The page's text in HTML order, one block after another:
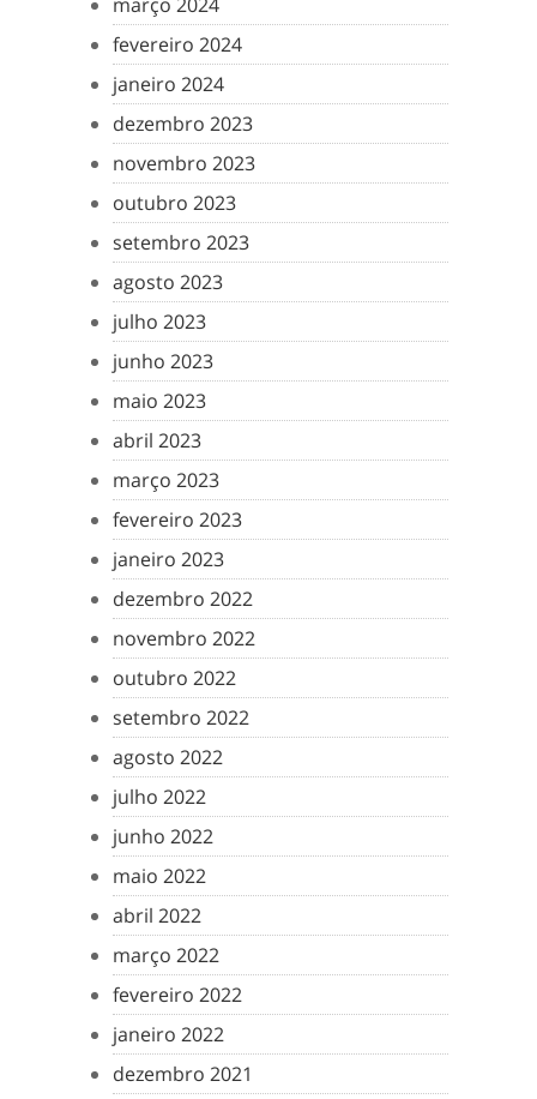
fevereiro 2024
janeiro 2024
dezembro 2023
novembro 2023
outubro 2023
setembro 2023
agosto 2023
julho 2023
junho 2023
maio 2023
abril 2023
março 2023
fevereiro 2023
janeiro 2023
dezembro 2022
novembro 2022
outubro 2022
setembro 2022
agosto 2022
julho 2022
junho 2022
maio 2022
abril 2022
março 2022
fevereiro 2022
janeiro 2022
dezembro 2021